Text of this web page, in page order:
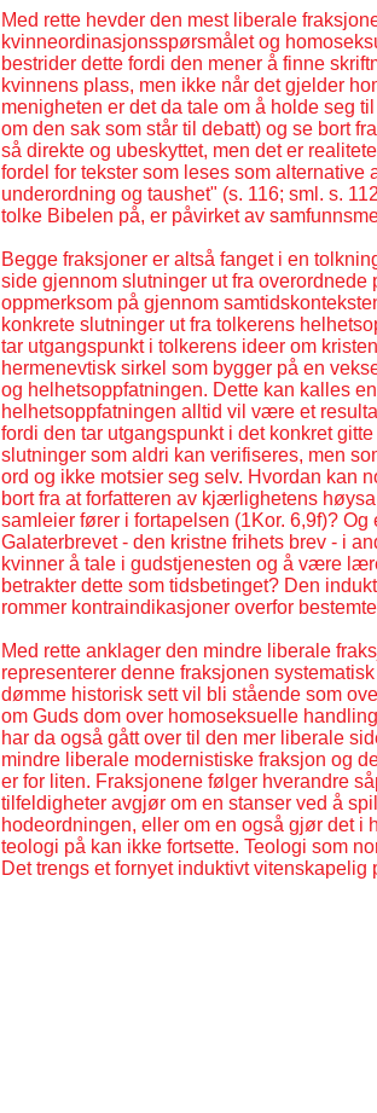
Med rette hevder den mest liberale
kvinneordinasjonsspørsmålet og
bestrider dette fordi den mener å finne
kvinnens plass, men ikke når det gjelder
menigheten er det da tale om å holde seg
om den sak som står til debatt) og se bort
så direkte og ubeskyttet, men det er
fordel for tekster som leses som alternative
underordning og taushet" (s. 116; sml. s.
tolke Bibelen på, er påvirket av
Begge fraksjoner er altså fanget i en
side gjennom slutninger ut fra
oppmerksom på gjennom
konkrete slutninger ut fra tolkerens
tar utgangspunkt i tolkerens ideer om
hermenevtisk sirkel som bygger på en
og helhetsoppfatningen. Dette kan kalles
helhetsoppfatningen alltid vil være et
fordi den tar utgangspunkt i det konkret
slutninger som aldri kan verifiseres, men
ord og ikke motsier seg selv. Hvordan kan
bort fra at forfatteren av kjærlighetens
samleier fører i fortapelsen (1Kor. 6,9f)?
Galaterbrevet - den kristne frihets brev - i
kvinner å tale i gudstjenesten og å være
betrakter dette som tidsbetinget? Den
rommer kontraindikasjoner overfor
Med rette anklager den mindre liberale
representerer denne fraksjonen
dømme historisk sett vil bli stående som
om Guds dom over homoseksuelle
har da også gått over til den mer liberale
mindre liberale modernistiske fraksjon og
er for liten. Fraksjonene følger hverandre
tilfeldigheter avgjør om en stanser ved å
hodeordningen, eller om en også gjør det i
teologi på kan ikke fortsette. Teologi som
Det trengs et fornyet induktivt